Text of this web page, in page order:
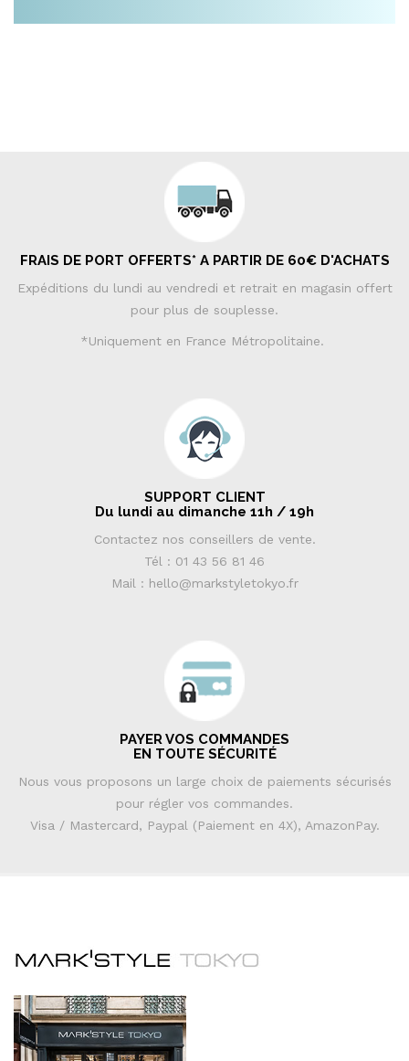
FRAIS DE PORT OFFERTS* A PARTIR DE 60€ D'ACHATS
Expéditions du lundi au vendredi et retrait en magasin offert
pour plus de souplesse.
*Uniquement en France Métropolitaine.
SUPPORT CLIENT
Du lundi au dimanche 11h / 19h
Contactez nos conseillers de vente.
Tél : 01 43 56 81 46
Mail : hello@markstyletokyo.fr
PAYER VOS COMMANDES
EN TOUTE SÉCURITÉ
Nous vous proposons un large choix de paiements sécurisés
pour régler vos commandes.
Visa / Mastercard, Paypal (Paiement en 4X), AmazonPay.